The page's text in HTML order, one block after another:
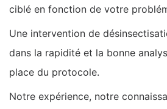
ciblé en fonction de votre
Une intervention de
dans la rapidité et la bonne
place du protocole.
Notre expérience, notre